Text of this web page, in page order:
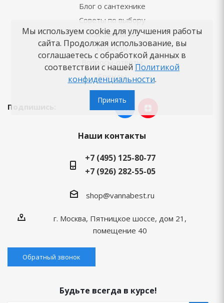
Блог о сантехнике
Советы по выбору
Как заказать
Новости
Вопросы-ответы
Бренды
Подпишись:
Наши контакты
+7 (495) 125-80-77
+7 (926) 282-55-05
shop@vannabest.ru
г. Москва, Пятницкое шоссе, дом 21,
помещение 40
Обратный звонок
Будьте всегда в курсе!
Мы используем cookie для улучшения работы
сайта. Продолжая использование, вы
соглашаетесь с обработкой данных в
соответствии с нашей Политикой
конфиденциальности.
Принять